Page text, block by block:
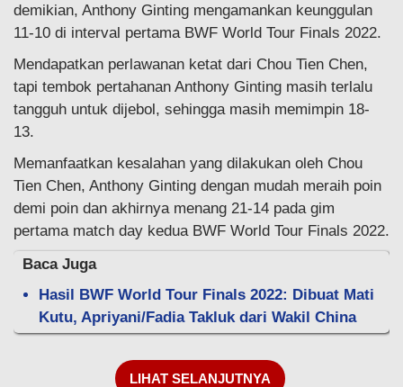
demikian, Anthony Ginting mengamankan keunggulan
11-10 di interval pertama BWF World Tour Finals 2022.
Mendapatkan perlawanan ketat dari Chou Tien Chen,
tapi tembok pertahanan Anthony Ginting masih terlalu
tangguh untuk dijebol, sehingga masih memimpin 18-
13.
Memanfaatkan kesalahan yang dilakukan oleh Chou
Tien Chen, Anthony Ginting dengan mudah meraih poin
demi poin dan akhirnya menang 21-14 pada gim
pertama match day kedua BWF World Tour Finals 2022.
Baca Juga
Hasil BWF World Tour Finals 2022: Dibuat Mati
Kutu, Apriyani/Fadia Takluk dari Wakil China
LIHAT SELANJUTNYA